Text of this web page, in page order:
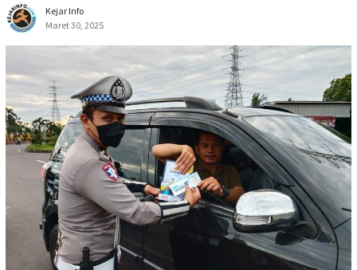
Kejar Info
Maret 30, 2025